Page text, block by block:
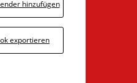
hinzufügen
exportieren